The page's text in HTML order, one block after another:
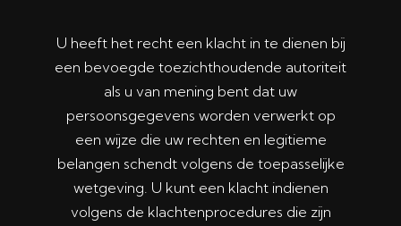
U heeft het recht een klacht in te dienen bij
een bevoegde toezichthoudende autoriteit
als u van mening bent dat uw
persoonsgegevens worden verwerkt op
een wijze die uw rechten en legitieme
belangen schendt volgens de toepasselijke
wetgeving. U kunt een klacht indienen
volgens de klachtenprocedures die zijn